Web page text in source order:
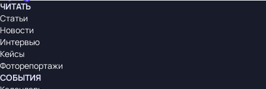
ЧИТАТЬ
Статьи
Новости
Интервью
Кейсы
Фоторепортажи
СОБЫТИЯ